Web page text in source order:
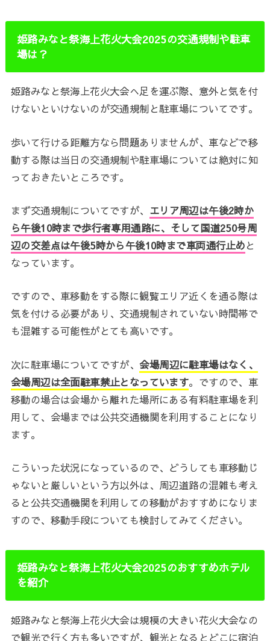
姫路みなと祭海上花火大会2025の交通規制や駐車
場は？
姫路みなと祭海上花火大会へ足を運ぶ際、意外と気を付
けないといけないのが交通規制と駐車場についてです。
歩いて行ける距離方なら問題ありませんが、車などで移
動する際は当日の交通規制や駐車場については絶対に知
っておきたいところです。
まず交通規制についてですが、 エリア周辺は午後2時か
ら午後10時まで歩行者専用通路に、そして国道250号周
辺の交差点は午後5時から午後10時まで車両通行止めと
なっています。
ですので、車移動をする際に観覧エリア近くを通る際は
気を付ける必要があり、交通規制されていない時間帯で
も混雑する可能性がとても高いです。
次に駐車場についてですが、会場周辺に駐車場はなく、
会場周辺は全面駐車禁止となっています。ですので、車
移動の場合は会場から離れた場所にある有料駐車場を利
用して、会場までは公共交通機関を利用することになり
ます。
こういった状況になっているので、どうしても車移動じ
ゃないと厳しいという方以外は、周辺道路の混雑も考え
ると公共交通機関を利用しての移動がおすすめになりま
すので、移動手段についても検討してみてください。
姫路みなと祭海上花火大会2025のおすすめホテル
を紹介
姫路みなと祭海上花火大会は規模の大きい花火大会なの
で観光で行く方も多いですが、観光となるとどこに宿泊